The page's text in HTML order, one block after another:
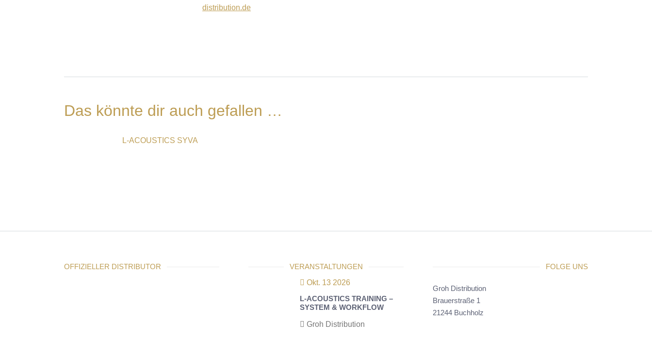
distribution.de
Das könnte dir auch gefallen …
L-ACOUSTICS SYVA
OFFIZIELLER DISTRIBUTOR
VERANSTALTUNGEN
Okt. 13 2026
L-ACOUSTICS TRAINING –
SYSTEM & WORKFLOW
Groh Distribution
FOLGE UNS
Groh Distribution
Brauerstraße 1
21244 Buchholz